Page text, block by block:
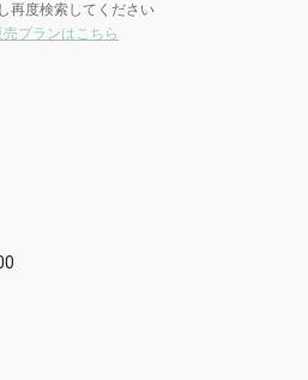
再度検索してください
プランはこちら